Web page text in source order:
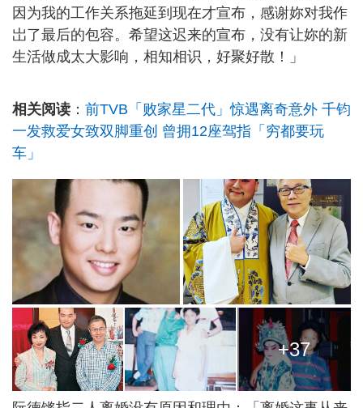
因为我的工作关系拖延到现在才宣布，感谢妳对我作
岀了最后的包容。希望这迟来的宣布，没有让妳的新
生活做成太大影响，相知相识，好聚好散！」
相关阅读 ： 前TVB「败家星二代」惊遇离奇意外 千钧
一发救爱女致双脚重创 曾拥12座驾指「穷都要玩
车」
+37